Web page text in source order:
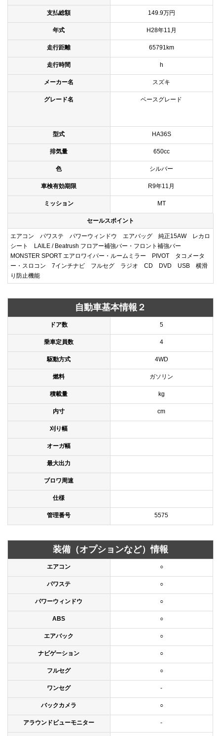
支払総額 149.9万円
年式 H28年11月
走行距離 65791km
走行時間 h
メーカー名 スズキ
グレード名 ベースグレード
型式 HA36S
排気量 650cc
色 シルバー
車検有効期限 R9年11月
ミッション MT
セールスポイント
エアコン パワステ パワーウィンドウ エアバッグ 純正15AW レカロ
シート LAILE / Beatrush フロアー補強バー・フロント補強バー
MONSTER SPORT エアロワイパー・ルームミラー PIVOT タコメータ
ー・スロコン 7インチナビ フルセグ ラジオ CD DVD USB 横滑
り防止機能
自動車基本情報２
ドア数 5
乗車定員数 4
駆動方式 4WD
燃料 ガソリン
積載量 kg
内寸 cm
刈り幅
オーガ幅
最大出力
ブロワ周速
仕様
管理番号 5575
装備（オプションなど）情報
エアコン ○
パワステ ○
パワーウィンドウ ○
ABS ○
エアバック ○
ナビゲーション ○
フルセグ ○
ワンセグ -
バックカメラ ○
アラウンドビューモニター -